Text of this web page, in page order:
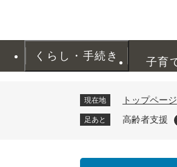
くらし・手続き 子育
現在地 トップページ
足あと 高齢者支援